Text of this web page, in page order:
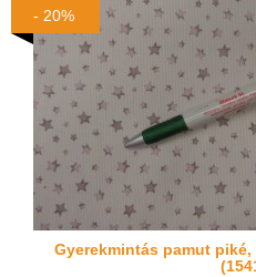
Gyerekmintás pamut
- 20%